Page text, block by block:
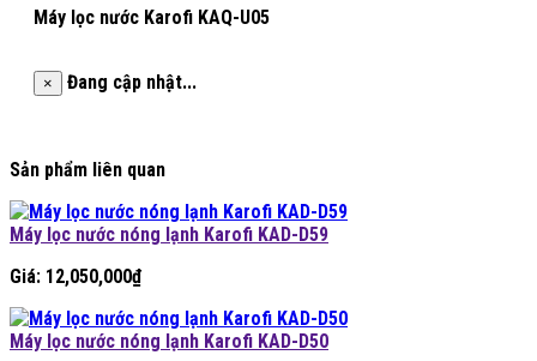
Máy lọc nước Karofi KAQ-U05
× Đang cập nhật...
Sản phẩm liên quan
Máy lọc nước nóng lạnh Karofi KAD-D59
Giá: 12,050,000₫
Máy lọc nước nóng lạnh Karofi KAD-D50